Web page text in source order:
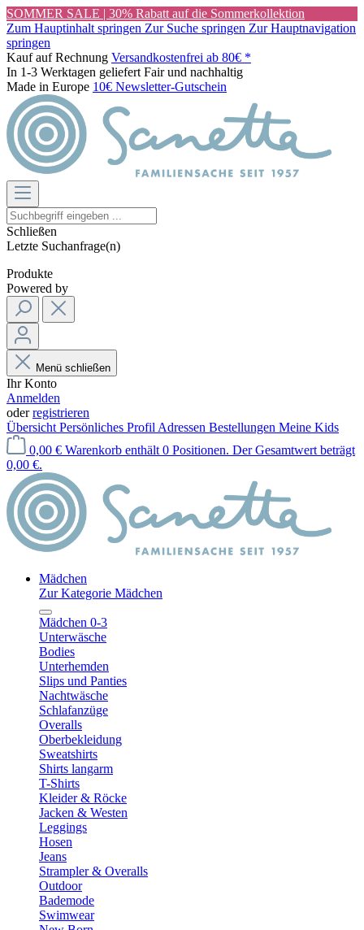
SOMMER SALE | 30% Rabatt auf die Sommerkollektion
Zum Hauptinhalt springen Zur Suche springen Zur Hauptnavigation
springen
Kauf auf Rechnung Versandkostenfrei ab 80€ *
In 1-3 Werktagen geliefert Fair und nachhaltig
Made in Europe 10€ Newsletter-Gutschein
Schließen
Letzte Suchanfrage(n)
Produkte
Powered by
Menü schließen
Ihr Konto
Anmelden
oderregistrieren
Übersicht Persönliches Profil Adressen Bestellungen Meine Kids
0,00 € Warenkorb enthält 0 Positionen. Der Gesamtwert beträgt
0,00 €.
Mädchen
Zur Kategorie Mädchen
Mädchen 0-3
Unterwäsche
Bodies
Unterhemden
Slips und Panties
Nachtwäsche
Schlafanzüge
Overalls
Oberbekleidung
Sweatshirts
Shirts langarm
T-Shirts
Kleider & Röcke
Jacken & Westen
Leggings
Hosen
Jeans
Strampler & Overalls
Outdoor
Bademode
Swimwear